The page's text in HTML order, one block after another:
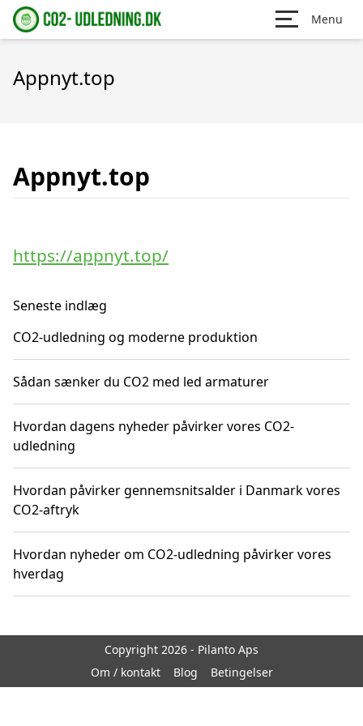
Menu
Appnyt.top
Appnyt.top
https://appnyt.top/
Seneste indlæg
CO2-udledning og moderne produktion
Sådan sænker du CO2 med led armaturer
Hvordan dagens nyheder påvirker vores CO2-
udledning
Hvordan påvirker gennemsnitsalder i Danmark vores
CO2-aftryk
Hvordan nyheder om CO2-udledning påvirker vores
hverdag
Copyright 2026 - Pilanto Aps
Om / kontakt
Blog Betingelser